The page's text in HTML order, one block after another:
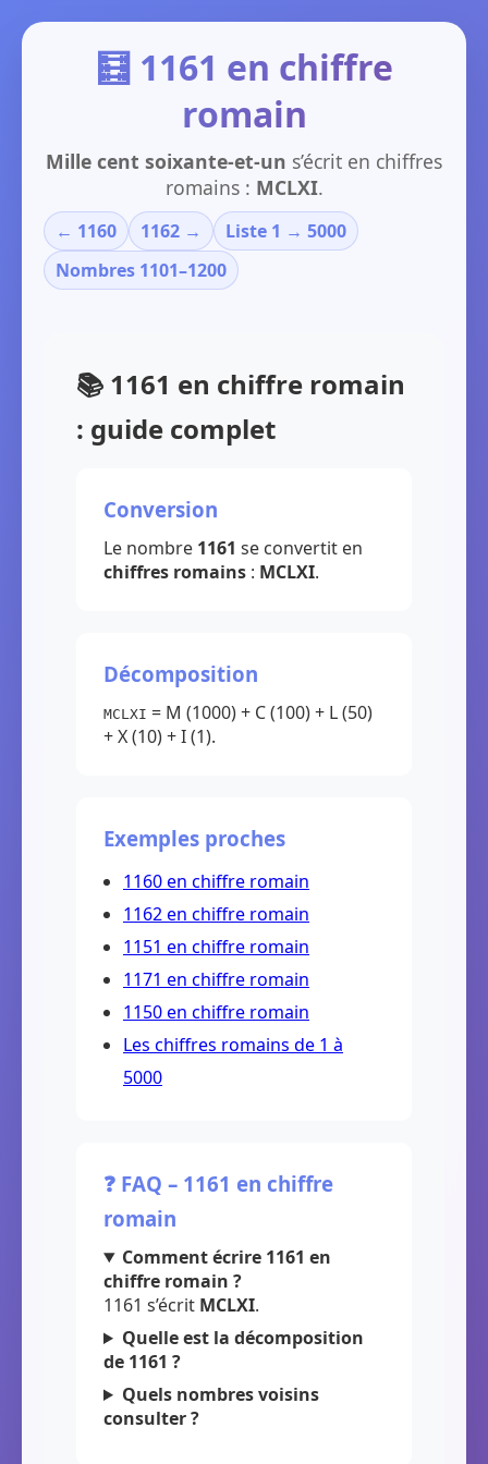
🧮 1161 en chiffre
romain
Mille cent soixante-et-un s’écrit en chiffres
romains : MCLXI.
← 1160 1162 →
Liste 1 → 5000
Nombres 1101–1200
📚 1161 en chiffre romain
: guide complet
Conversion
Le nombre 1161 se convertit en
chiffres romains : MCLXI.
Décomposition
MCLXI = M (1000) + C (100) + L (50)
+ X (10) + I (1).
Exemples proches
1160 en chiffre romain
1162 en chiffre romain
1151 en chiffre romain
1171 en chiffre romain
1150 en chiffre romain
Les chiffres romains de 1 à
5000
❓ FAQ – 1161 en chiffre
romain
Comment écrire 1161 en
chiffre romain ?
1161 s’écrit MCLXI.
Quelle est la décomposition
de 1161 ?
Quels nombres voisins
consulter ?